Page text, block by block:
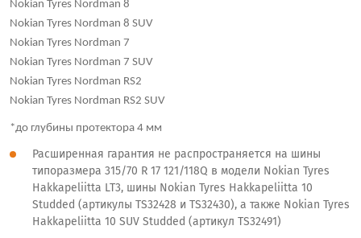
Nokian Tyres Nordman 8
Nokian Tyres Nordman 8 SUV
Nokian Tyres Nordman 7
Nokian Tyres Nordman 7 SUV
Nokian Tyres Nordman RS2
Nokian Tyres Nordman RS2 SUV
*до глубины протектора 4 мм
Расширенная гарантия не распространяется на шины
типоразмера 315/70 R 17 121/118Q в модели Nokian Tyres
Hakkapeliitta LT3, шины Nokian Tyres Hakkapeliitta 10
Studded (артикулы TS32428 и TS32430), а также Nokian Tyres
Hakkapeliitta 10 SUV Studded (артикул TS32491)